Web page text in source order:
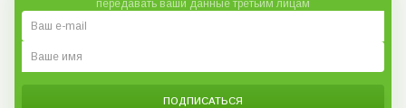
передавать ваши данные третьим лицам
ПОДПИСАТЬСЯ